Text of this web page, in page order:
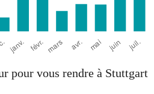
pour vous rendre à Stuttgart